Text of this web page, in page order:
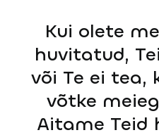
Kui olete
huvitatud,
või Te ei tea,
võtke
Aitame Teid